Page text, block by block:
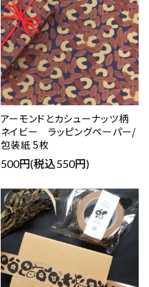
アーモンドとカシューナッツ柄
ネイビー ラッピングペーパー/
包装紙 5枚
500円(税込550円)
favorite